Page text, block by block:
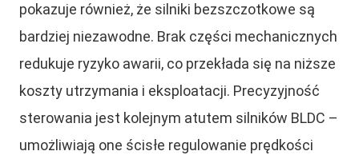
pokazuje również, że silniki bezszczotkowe są
bardziej niezawodne. Brak części mechanicznych
redukuje ryzyko awarii, co przekłada się na niższe
koszty utrzymania i eksploatacji. Precyzyjność
sterowania jest kolejnym atutem silników BLDC –
umożliwiają one ścisłe regulowanie prędkości